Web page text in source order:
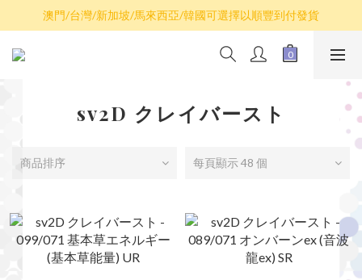
散卡買滿$100包平郵，全部產品買滿$800包順豐(香港境內)
澳門/台灣/新加坡/馬來西亞/韓國可選擇以順豐到付發貨
散卡買滿$100包平郵，全部產品買滿$800包順豐(香港境內)
sv2D クレイバースト
商品排序 每頁顯示 48 個